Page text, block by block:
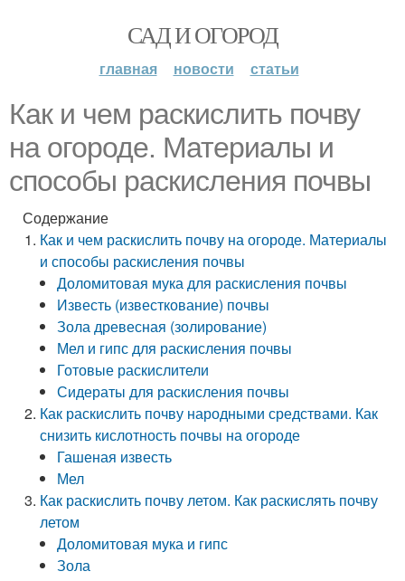
САД И ОГОРОД
главная новости статьи
Как и чем раскислить почву
на огороде. Материалы и
способы раскисления почвы
Содержание
Как и чем раскислить почву на огороде. Материалы
и способы раскисления почвы
Доломитовая мука для раскисления почвы
Известь (известкование) почвы
Зола древесная (золирование)
Мел и гипс для раскисления почвы
Готовые раскислители
Сидераты для раскисления почвы
Как раскислить почву народными средствами. Как
снизить кислотность почвы на огороде
Гашеная известь
Мел
Как раскислить почву летом. Как раскислять почву
летом
Доломитовая мука и гипс
Зола